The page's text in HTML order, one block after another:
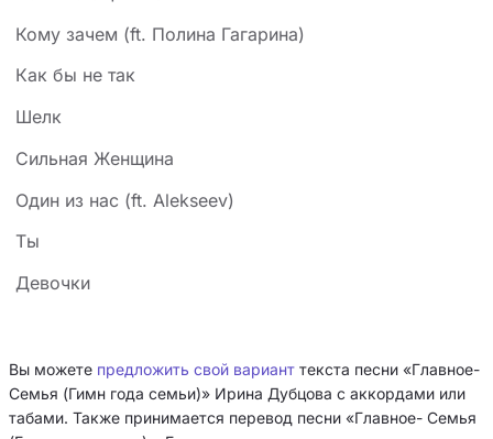
Кому зачем (ft. Полина Гагарина)
Как бы не так
Шелк
Сильная Женщина
Один из нас (ft. Alekseev)
Ты
Девочки
Вы можете предложить свой вариант текста песни «Главное-
Семья (Гимн года семьи)» Ирина Дубцова с аккордами или
табами. Также принимается перевод песни «Главное- Семья